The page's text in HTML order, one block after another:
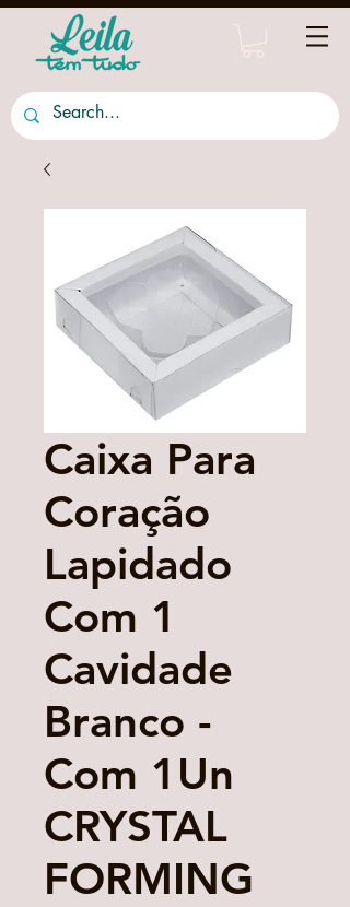
Caixa Para
Coração
Lapidado
Com 1
Cavidade
Branco -
Com 1Un
CRYSTAL
FORMING